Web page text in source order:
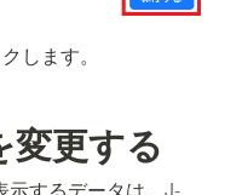
します。
変更する